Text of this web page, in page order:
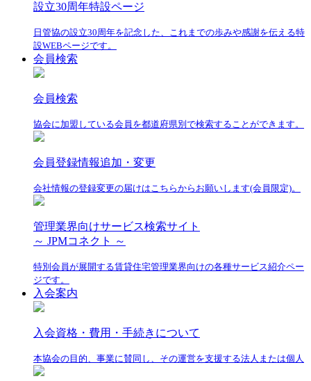
設立30周年特設ページ
日管協の設立30周年を記念した、これまでの歩みや感謝を伝える特
設WEBページです。
会員検索
会員検索
協会に加盟している会員を都道府県別で検索することができます。
会員登録情報追加・変更
会社情報の登録変更の届けはこちらからお願いします(会員限定)。
管理業界向けサービス検索サイト
～ JPMコネクト ～
特別会員が展開する賃貸住宅管理業界向けの各種サービス紹介ペー
ジです。
入会案内
入会資格・費用・手続きについて
本協会の目的、事業に賛同し、その運営を支援する法人または個人